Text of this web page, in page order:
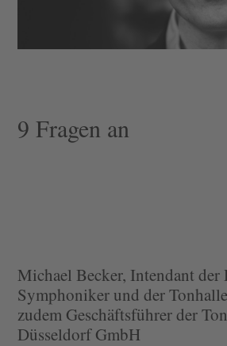
9 Fragen an
Michael Becker, Intendant der
Symphoniker und der
zudem Geschäftsführer der
Düsseldorf GmbH